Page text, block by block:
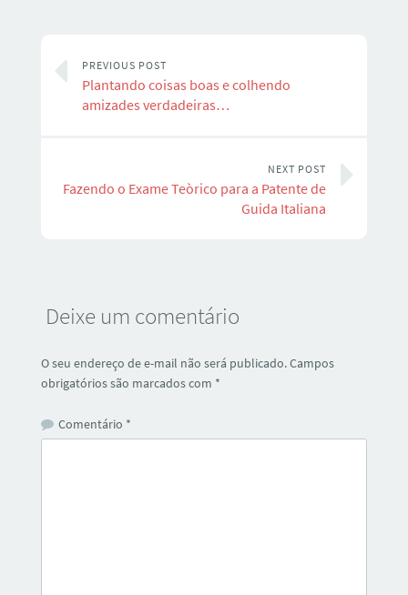
PREVIOUS POST
Plantando coisas boas e colhendo
amizades verdadeiras…
NEXT POST
Fazendo o Exame Teòrico para a Patente de
Guida Italiana
Deixe um comentário
O seu endereço de e-mail não será publicado.Campos
obrigatórios são marcados com *
Comentário *